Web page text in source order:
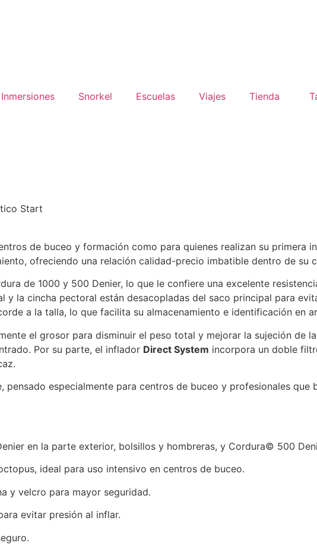
Inmersiones Snorkel Escuelas Viajes Tienda
Start
de buceo y formación como para quienes realizan su primera
ofreciendo una relación calidad-precio imbatible dentro de su
de 1000 y 500 Denier, lo que le confiere una excelente
y la cincha pectoral están desacopladas del saco principal para
a la talla, lo que facilita su almacenamiento e identificación en
el grosor para disminuir el peso total y mejorar la sujeción de
Por su parte, el inflador Direct System incorpora un doble
especialmente para centros de buceo y profesionales
en la parte exterior, bolsillos y hombreras, y Cordura© 500
ideal para uso intensivo en centros de buceo.
y velcro para mayor seguridad.
evitar presión al inflar.